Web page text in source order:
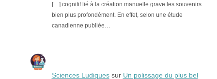
[…] cognitif lié à la création manuelle grave les souvenirs
bien plus profondément. En effet, selon une étude
canadienne publiée…
Sciences Ludiquessur Un polissage du plus bel